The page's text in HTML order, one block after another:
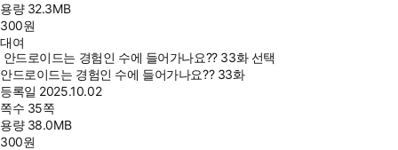
용량 32.3MB
300원
대여
안드로이드는 경험인 수에 들어가나요?? 33화 선택
안드로이드는 경험인 수에 들어가나요?? 33화
등록일 2025.10.02
쪽수 35쪽
용량 38.0MB
300원